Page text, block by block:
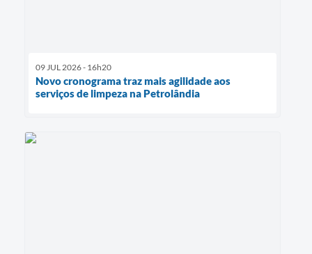
09 JUL 2026 - 16h20
Novo cronograma traz mais agilidade aos
serviços de limpeza na Petrolândia